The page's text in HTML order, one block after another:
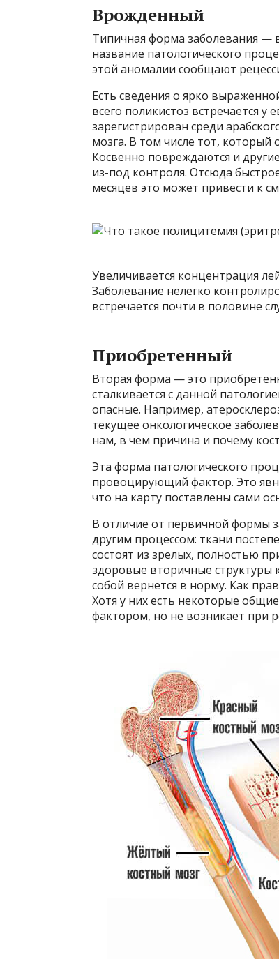
Врожденный
Типичная форма заболевания —
название патологического
этой аномалии сообщают
Есть сведения о ярко
всего поликистоз встречается
зарегистрирован среди
мозга. В том числе тот, который
Косвенно повреждаются и
из-под контроля. Отсюда
месяцев это может привести к
Увеличивается концентрация
Заболевание нелегко
встречается почти в половине
Приобретенный
Вторая форма — это
сталкивается с данной
опасные. Например,
текущее онкологическое
нам, в чем причина и почему
Эта форма патологического
провоцирующий фактор. Это
что на карту поставлены сами
В отличие от первичной формы
другим процессом: ткани
состоят из зрелых, полностью
здоровые вторичные структуры
собой вернется в норму. Как
Хотя у них есть некоторые
фактором, но не возникает при